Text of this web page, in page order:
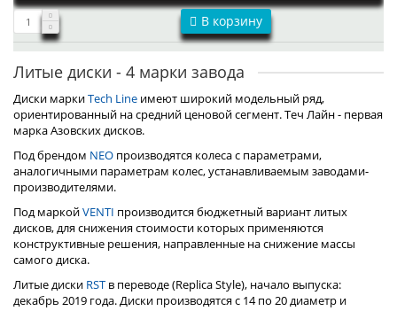
В корзину
Литые диски - 4 марки завода
Диски маркиTech Line имеют широкий модельный ряд,
ориентированный на средний ценовой сегмент. Теч Лайн - первая
марка Азовских дисков.
Под брендом NEO производятся колеса с параметрами,
аналогичными параметрам колес, устанавливаемым заводами-
производителями.
Под маркойVENTI производится бюджетный вариант литых
дисков, для снижения стоимости которых применяются
конструктивные решения, направленные на снижение массы
самого диска.
Литые диски RST в переводе (Replica Style), начало выпуска:
декабрь 2019 года. Диски производятся с 14 по 20 диаметр и